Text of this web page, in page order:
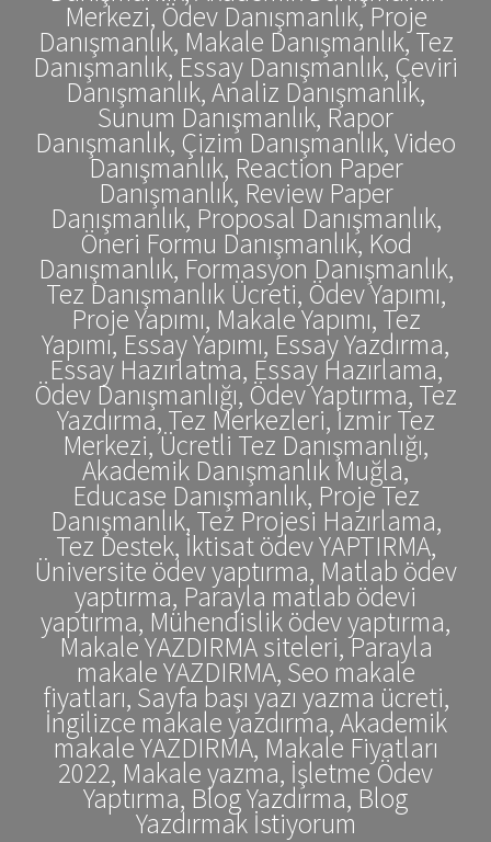
Merkezi, Ödev Danışmanlık, Proje
Danışmanlık, Makale Danışmanlık, Tez
Danışmanlık, Essay Danışmanlık, Çeviri
Danışmanlık, Analiz Danışmanlık,
Sunum Danışmanlık, Rapor
Danışmanlık, Çizim Danışmanlık, Video
Danışmanlık, Reaction Paper
Danışmanlık, Review Paper
Danışmanlık, Proposal Danışmanlık,
Öneri Formu Danışmanlık, Kod
Danışmanlık, Formasyon Danışmanlık,
Tez Danışmanlık Ücreti, Ödev Yapımı,
Proje Yapımı, Makale Yapımı, Tez
Yapımı, Essay Yapımı, Essay Yazdırma,
Essay Hazırlatma, Essay Hazırlama,
Ödev Danışmanlığı, Ödev Yaptırma, Tez
Yazdırma, Tez Merkezleri, İzmir Tez
Merkezi, Ücretli Tez Danışmanlığı,
Akademik Danışmanlık Muğla,
Educase Danışmanlık, Proje Tez
Danışmanlık, Tez Projesi Hazırlama,
Tez Destek, İktisat ödev YAPTIRMA,
Üniversite ödev yaptırma, Matlab ödev
yaptırma, Parayla matlab ödevi
yaptırma, Mühendislik ödev yaptırma,
Makale YAZDIRMA siteleri, Parayla
makale YAZDIRMA, Seo makale
fiyatları, Sayfa başı yazı yazma ücreti,
İngilizce makale yazdırma, Akademik
makale YAZDIRMA, Makale Fiyatları
2022, Makale yazma, İşletme Ödev
Yaptırma, Blog Yazdırma, Blog
Yazdırmak İstiyorum